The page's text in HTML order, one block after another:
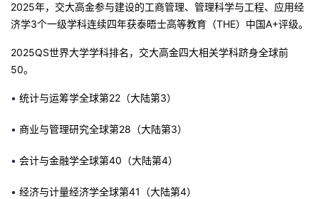
2025年，交大高金参与建设的工商管理、管理科学与工程、应用经
济学3个一级学科连续四年获泰晤士高等教育（THE）中国A+评级。
2025QS世界大学学科排名，交大高金四大相关学科跻身全球前
50。
• 统计与运筹学全球第22（大陆第3）
• 商业与管理研究全球第28（大陆第3）
• 会计与金融学全球第40（大陆第4）
• 经济与计量经济学全球第41（大陆第4）